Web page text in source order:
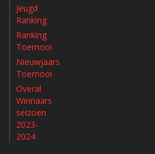
Jeugd
Ranking
Ranking
Toernooi
Nieuwjaars
Toernooi
Overal
Winnaars
seizoen
2023-
2024